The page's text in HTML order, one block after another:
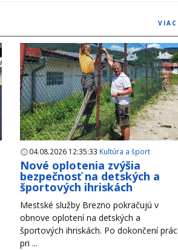
VIAC
04.08.2026 12:35:33 Kultúra a šport
Nové oplotenia zvýšia
bezpečnosť na detských a
športových ihriskách
Mestské služby Brezno pokračujú v
obnove oplotení na detských a
športových ihriskách. Po dokončení prác
pri ...